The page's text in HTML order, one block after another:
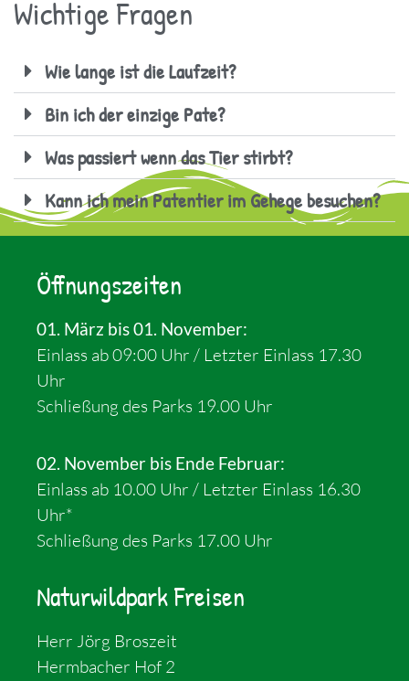
Wichtige Fragen
Wie lange ist die Laufzeit?
Bin ich der einzige Pate?
Was passiert wenn das Tier stirbt?
Kann ich mein Patentier im Gehege besuchen?
Öffnungszeiten
01. März bis 01. November:
Einlass ab 09:00 Uhr / Letzter Einlass 17.30
Uhr
Schließung des Parks 19.00 Uhr
02. November bis Ende Februar:
Einlass ab 10.00 Uhr / Letzter Einlass 16.30
Uhr*
Schließung des Parks 17.00 Uhr
Naturwildpark Freisen
Herr Jörg Broszeit
Hermbacher Hof 2